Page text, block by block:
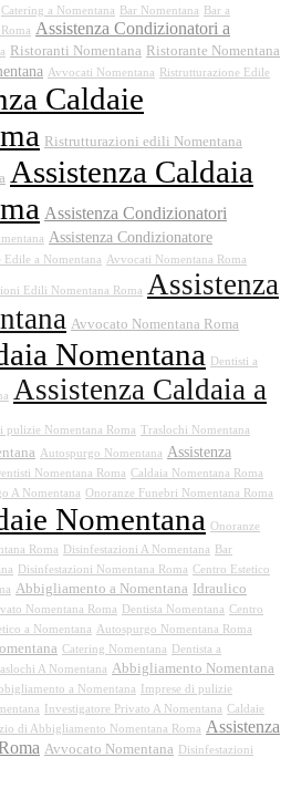
Catering a Nomentana Bar Nomentana
Bar a
Assistenza Condizionatori a
Ristoranti Nomentana Ristorante Nomentana
Avvocati Nomentana Ristrutturazione Edile
Caldaie
Ristrutturazioni edili Nomentana
Assistenza Caldaia
Assistenza Condizionatori
Assistenza Condizionatore
Edile a Nomentana Avvocati Nomentana Roma
Edili Nomentana Roma
Assistenza
Avvocato Nomentana Roma
Nomentana Dentisti a
Assistenza Caldaia a
pulizie Nomentana Roma Traslochi Nomentana
Autospurgo Nomentana Assistenza
Nomentana Roma Caldaia Nomentana Roma
A Nomentana Onoranze Funebri Nomentana Roma
Nomentana Onoranze
Roma Disinfestazioni A Nomentana
Bar
Disinfestazioni Nomentana Roma Centro Estetico
Abbigliamento a Nomentana Idraulico
Nomentana Roma Dentista Nomentana Centro
a Nomentana Autospurgo Nomentana Roma
Catering Nomentana
Dentista a
A Nomentana Abbigliamento Nomentana
a Nomentana
Imprese di pulizie
Investigatore Privato A Nomentana Caldaie
di Abbigliamento Nomentana Roma Assistenza
Avvocato Nomentana
Disinfestazioni